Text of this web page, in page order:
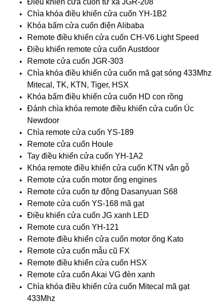
Điều khiển cửa cuốn từ xa JGR-208
Chìa khóa điều khiển cửa cuốn YH-1B2
Khóa bấm cửa cuốn điện Alibaba
Remote điều khiển cửa cuốn CH-V6 Light Speed
Điều khiển remote cửa cuốn Austdoor
Remote cửa cuốn JGR-303
Chìa khóa điều khiển cửa cuốn mã gạt sóng 433Mhz
Mitecal, TK, KTN, Tiger, HSX
Khóa bấm điều khiển cửa cuốn HD con rồng
Đánh chìa khóa remote điều khiển cửa cuốn Úc
Newdoor
Chìa remote cửa cuốn YS-189
Remote cửa cuốn Houle
Tay điều khiển cửa cuốn YH-1A2
Khóa remote điều khiển cửa cuốn KTN vân gỗ
Remote cửa cuốn motor ống engines
Remote cửa cuốn tự động Dasanyuan S68
Remote cửa cuốn YS-168 mã gạt
Điều khiển cửa cuốn JG xanh LED
Remote cưa cuốn YH-121
Remote điều khiển cửa cuốn motor ống Kato
Remote cửa cuốn mẫu cũ FX
Remote điều khiển cửa cuốn HSX
Remote cửa cuốn Akai VG đèn xanh
Chìa khóa điều khiển cửa cuốn Mitecal mã gạt
433Mhz